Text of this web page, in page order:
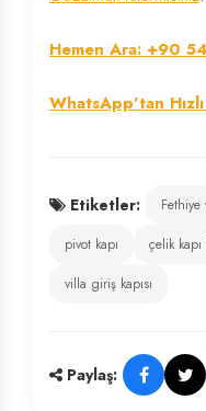
Hemen Ara: +90
WhatsApp'tan
Etiketler: Fethiye
pivot kapı
çelik kapı
villa giriş kapısı
Paylaş: